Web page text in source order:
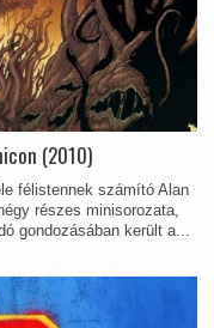
(2010)
félistennek számító Alan
részes minisorozata,
gondozásában került a...